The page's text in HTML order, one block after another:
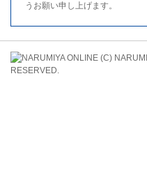
うお願い申し上げます。